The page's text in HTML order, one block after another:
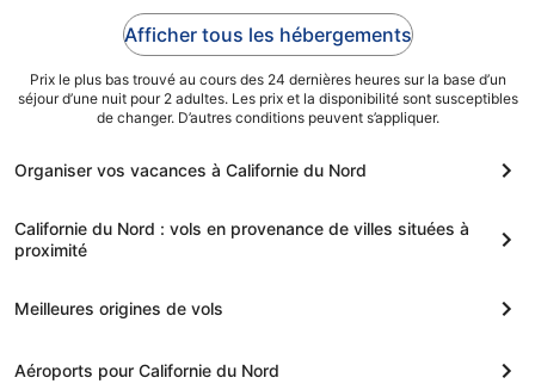
Afficher tous les hébergements
Prix le plus bas trouvé au cours des 24 dernières heures sur la base d’un
séjour d’une nuit pour 2 adultes. Les prix et la disponibilité sont susceptibles
de changer. D’autres conditions peuvent s’appliquer.
Organiser vos vacances à Californie du Nord
Californie du Nord : vols en provenance de villes situées à
proximité
Meilleures origines de vols
Aéroports pour Californie du Nord